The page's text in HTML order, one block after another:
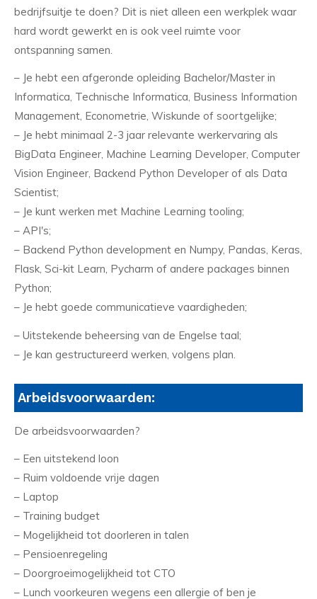
bedrijfsuitje te doen? Dit is niet alleen een werkplek waar
hard wordt gewerkt en is ook veel ruimte voor
ontspanning samen.
– Je hebt een afgeronde opleiding Bachelor/Master in
Informatica, Technische Informatica, Business Information
Management, Econometrie, Wiskunde of soortgelijke;
– Je hebt minimaal 2-3 jaar relevante werkervaring als
BigData Engineer, Machine Learning Developer, Computer
Vision Engineer, Backend Python Developer of als Data
Scientist;
– Je kunt werken met Machine Learning tooling;
– API's;
– Backend Python development en Numpy, Pandas, Keras,
Flask, Sci-kit Learn, Pycharm of andere packages binnen
Python;
– Je hebt goede communicatieve vaardigheden;
– Uitstekende beheersing van de Engelse taal;
– Je kan gestructureerd werken, volgens plan.
Arbeidsvoorwaarden:
De arbeidsvoorwaarden?
– Een uitstekend loon
– Ruim voldoende vrije dagen
– Laptop
– Training budget
– Mogelijkheid tot doorleren in talen
– Pensioenregeling
– Doorgroeimogelijkheid tot CTO
– Lunch voorkeuren wegens een allergie of ben je